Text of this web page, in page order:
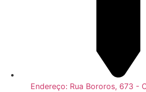
Endereço: Rua Bororos, 673 -